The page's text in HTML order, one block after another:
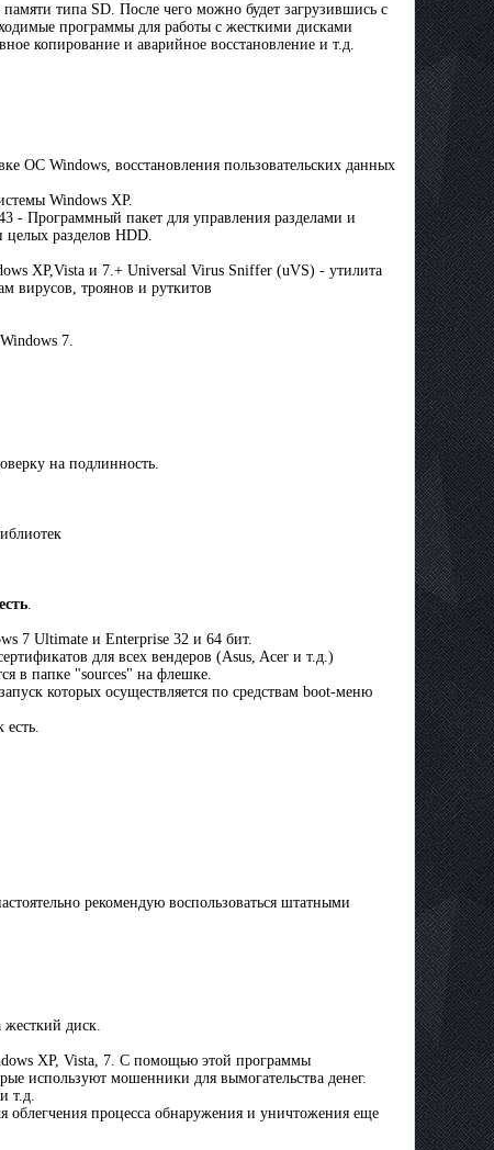
типа SD. После чего можно будет загрузившись с
программы для работы с жесткими дисками
копирование и аварийное восстановление и т.д.
ОС Windows, восстановления пользовательских данных
Windows XP.
- Программный пакет для управления разделами и
разделов HDD.
XP,Vista и 7.+ Universal Virus Sniffer (uVS) - утилита
вирусов, троянов и руткитов
7.
на подлинность.
7 Ultimate и Enterprise 32 и 64 бит.
для всех вендеров (Asus, Acer и т.д.)
в папке "sources" на флешке.
которых осуществляется по средствам boot-меню
рекомендую воспользоваться штатными
жесткий диск.
XP, Vista, 7. C помощью этой программы
используют мошенники для вымогательства денег.
т.д.
процесса обнаружения и уничтожения еще